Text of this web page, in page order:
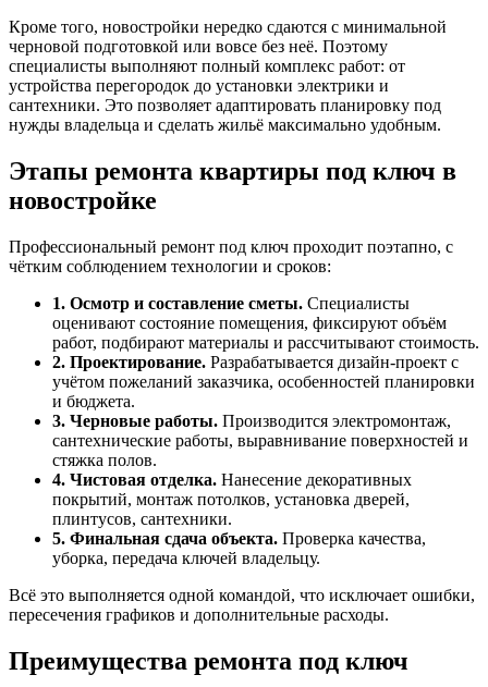
Кроме того, новостройки нередко сдаются с минимальной
черновой подготовкой или вовсе без неё. Поэтому
специалисты выполняют полный комплекс работ: от
устройства перегородок до установки электрики и
сантехники. Это позволяет адаптировать планировку под
нужды владельца и сделать жильё максимально удобным.
Этапы ремонта квартиры под ключ в
новостройке
Профессиональный ремонт под ключ проходит поэтапно, с
чётким соблюдением технологии и сроков:
1. Осмотр и составление сметы. Специалисты
оценивают состояние помещения, фиксируют объём
работ, подбирают материалы и рассчитывают стоимость.
2. Проектирование. Разрабатывается дизайн-проект с
учётом пожеланий заказчика, особенностей планировки
и бюджета.
3. Черновые работы. Производится электромонтаж,
сантехнические работы, выравнивание поверхностей и
стяжка полов.
4. Чистовая отделка. Нанесение декоративных
покрытий, монтаж потолков, установка дверей,
плинтусов, сантехники.
5. Финальная сдача объекта. Проверка качества,
уборка, передача ключей владельцу.
Всё это выполняется одной командой, что исключает ошибки,
пересечения графиков и дополнительные расходы.
Преимущества ремонта под ключ